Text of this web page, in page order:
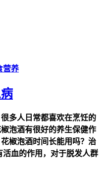
营养
多人日常都喜欢在烹饪的
泡酒有很好的养生保健作
椒泡酒时间长能用吗？治
血的作用，对于脱发人群